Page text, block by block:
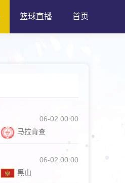
首页
篮球直播
06-02 00:00
马拉肯查
06-02 00:00
黑山